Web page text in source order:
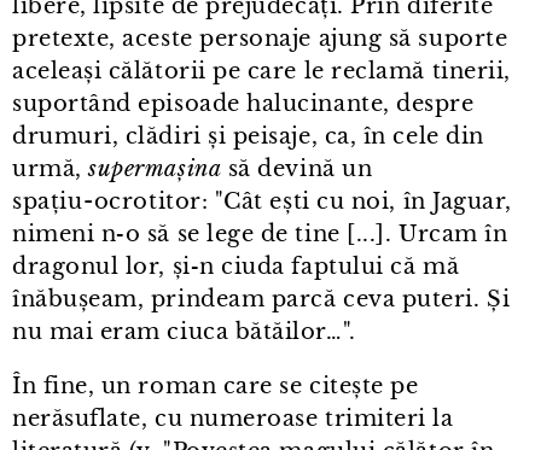
libere, lipsite de prejudecăți. Prin diferite
pretexte, aceste personaje ajung să suporte
aceleași călătorii pe care le reclamă tinerii,
suportând episoade halucinante, despre
drumuri, clădiri și peisaje, ca, în cele din
urmă,supermașina să devină un
spațiu⁠-⁠ocrotitor: "Cât ești cu noi, în Jaguar,
nimeni n‑o să se lege de tine [...]. Urcam în
dragonul lor, și‑n ciuda faptului că mă
înăbușeam, prindeam parcă ceva puteri. Și
nu mai eram ciuca bătăilor…".
În fine, un roman care se citește pe
nerăsuflate, cu numeroase trimiteri la